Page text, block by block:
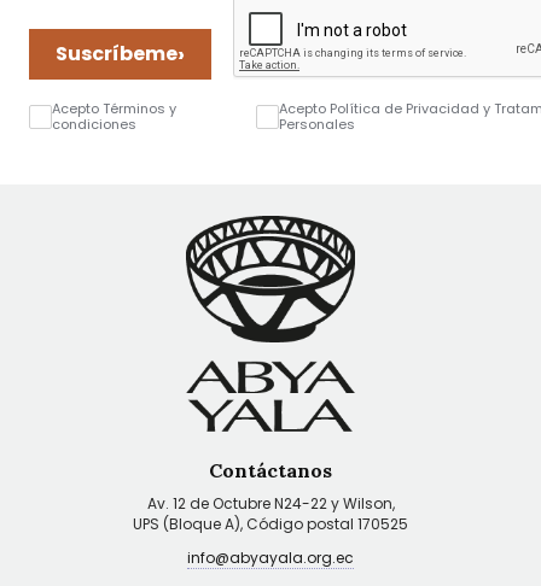
Suscríbeme›
Acepto Términos y
condiciones
Acepto Política de Privacidad y
Personales
Contáctanos
Av. 12 de Octubre N24-22 y Wilson,
UPS (Bloque A), Código postal 170525
info@abyayala.org.ec